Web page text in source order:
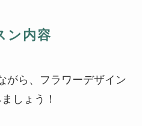
ン内容
がら、フラワーデザイン
しょう！